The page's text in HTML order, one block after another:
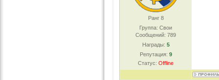
Ранг 8
Группа: Свои
Сообщений: 789
Награды: 5
Репутация: 9
Статус: Offline